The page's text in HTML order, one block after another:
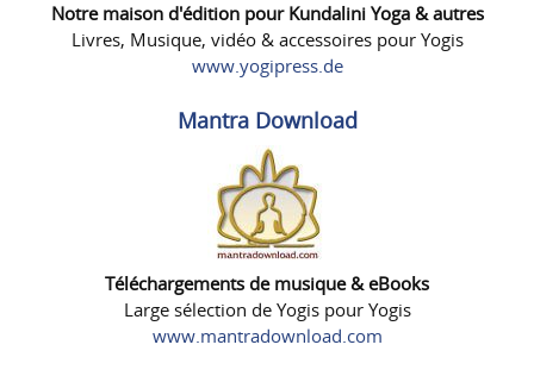
Notre maison d'édition pour Kundalini Yoga & autres
Livres, Musique, vidéo & accessoires pour Yogis
www.yogipress.de
Mantra Download
Téléchargements de musique & eBooks
Large sélection de Yogis pour Yogis
www.mantradownload.com